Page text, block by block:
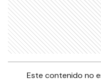
Este contenido no